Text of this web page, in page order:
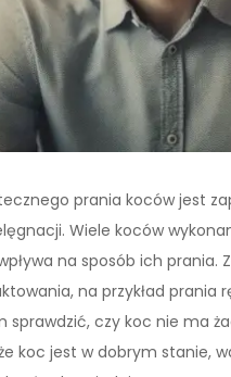
prania koców jest
Wiele koców
na sposób ich
na przykład prania
sprawdzić, czy koc nie ma
koc jest w dobrym stanie,